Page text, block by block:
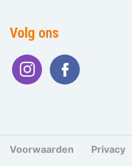
Volg ons
Voorwaarden Privacy